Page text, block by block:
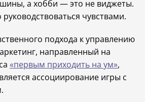
а хобби — это не виджеты.
чувствами.
подхода к управлению
направленный на
«первым приходить на ум»,
ассоциирование игры с